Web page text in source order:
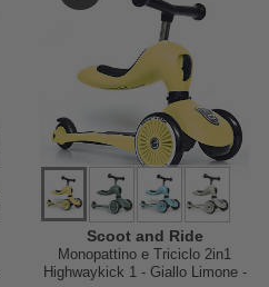
Scoot and Ride
Monopattino e Triciclo 2in1
Highwaykick 1 - Giallo Limone -